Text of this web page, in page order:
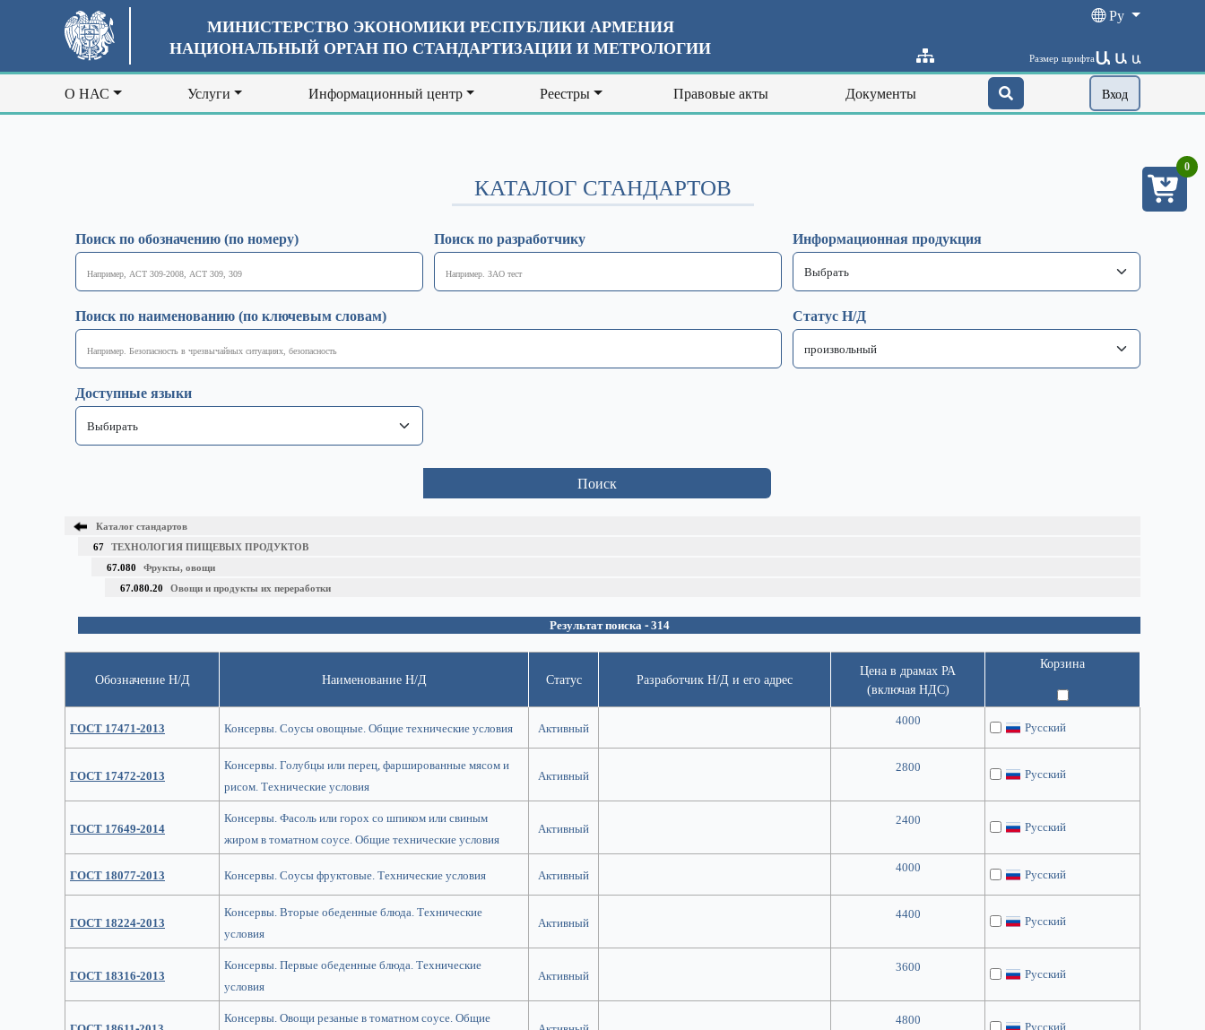
МИНИСТЕРСТВО ЭКОНОМИКИ РЕСПУБЛИКИ АРМЕНИЯ
НАЦИОНАЛЬНЫЙ ОРГАН ПО СТАНДАРТИЗАЦИИ И МЕТРОЛОГИИ
Ру
Размер шрифтаԱ Ա Ա
О НАС Услуги Информационный центр Реестры Правовые акты Документы Вход
КАТАЛОГ СТАНДАРТОВ
Поиск по обозначению (по номеру) Поиск по разработчику Информационная продукция
Поиск по наименованию (по ключевым словам) Статус Н/Д
Доступные языки
Поиск
Каталог стандартов
67 ТЕХНОЛОГИЯ ПИЩЕВЫХ ПРОДУКТОВ
67.080 Фрукты, овощи
67.080.20 Овощи и продукты их переработки
Результат поиска - 314
Обозначение Н/Д Наименование Н/Д Статус Разработчик Н/Д и его адрес
Цена в драмах РА
(включая НДС)
Корзина
ГОСТ 17471-2013 Консервы. Соусы овощные. Общие технические условия Активный 4000 Русский
ГОСТ 17472-2013
Консервы. Голубцы или перец, фаршированные мясом и
рисом. Технические условия
Активный
2800 Русский
ГОСТ 17649-2014
Консервы. Фасоль или горох со шпиком или свиным
жиром в томатном соусе. Общие технические условия
Активный
2400 Русский
ГОСТ 18077-2013 Консервы. Соусы фруктовые. Технические условия Активный 4000 Русский
ГОСТ 18224-2013
Консервы. Вторые обеденные блюда. Технические
условия
Активный
4400 Русский
ГОСТ 18316-2013
Консервы. Первые обеденные блюда. Технические
условия
Активный
3600 Русский
Консервы. Овощи резаные в томатном соусе. Общие
4800 Русский
0